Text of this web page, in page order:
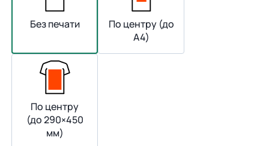
Без печати
По центру (до
А4)
По центру
(до 290×450
мм)